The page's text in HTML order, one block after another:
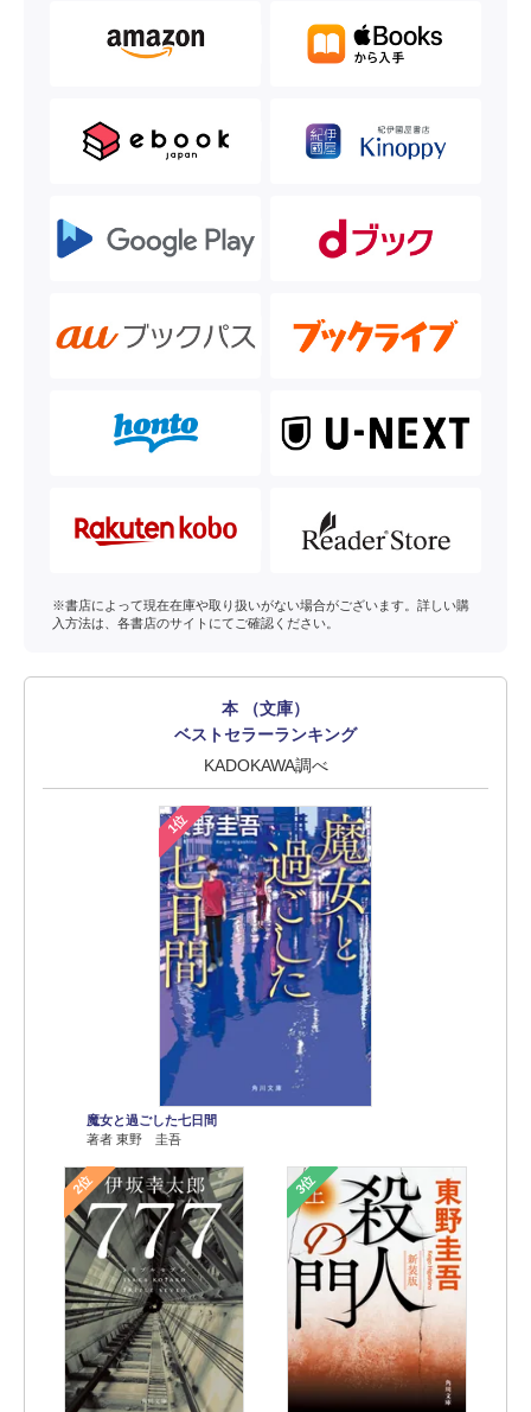
※書店によって現在在庫や取り扱いがない場合がございます。詳しい購
入方法は、各書店のサイトにてご確認ください。
本 （文庫）
ベストセラーランキング
KADOKAWA調べ
1位
魔女と過ごした七日間
著者 東野 圭吾
2位 3位